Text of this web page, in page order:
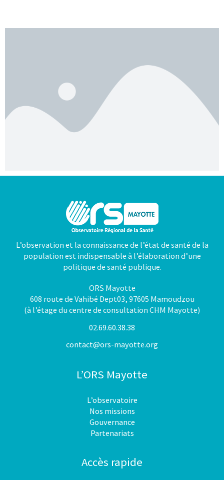
L’observation et la connaissance de l’état de santé de la
population est indispensable à l’élaboration d’une
politique de santé publique.
ORS Mayotte
608 route de Vahibé Dept03, 97605 Mamoudzou
(à l’étage du centre de consultation CHM Mayotte)
02.69.60.38.38
contact@ors-mayotte.org
L’ORS Mayotte
L’observatoire
Nos missions
Gouvernance
Partenariats
Accès rapide